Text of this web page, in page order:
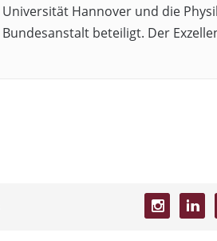
Universität Hannover und die
Bundesanstalt beteiligt. Der